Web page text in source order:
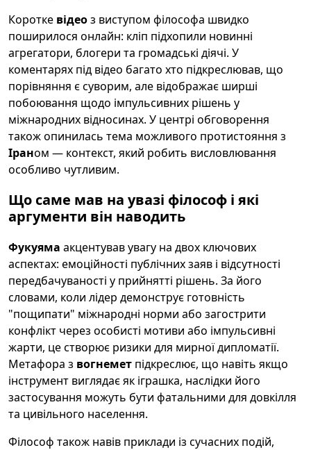
Коротке відеоз виступом філософа швидко
поширилося онлайн: кліп підхопили новинні
агрегатори, блогери та громадські діячі. У
коментарях під відео багато хто підкреслював, що
порівняння є суворим, але відображає ширші
побоювання щодо імпульсивних рішень у
міжнародних відносинах. У центрі обговорення
також опинилась тема можливого протистояння з
Іраном — контекст, який робить висловлювання
особливо чутливим.
Що саме мав на увазі філософ і які
аргументи він наводить
Фукуяма акцентував увагу на двох ключових
аспектах: емоційності публічних заяв і відсутності
передбачуваності у прийнятті рішень. За його
словами, коли лідер демонструє готовність
"пощипати" міжнародні норми або загострити
конфлікт через особисті мотиви або імпульсивні
жарти, це створює ризики для мирної дипломатії.
Метафора з вогнемет підкреслює, що навіть якщо
інструмент виглядає як іграшка, наслідки його
застосування можуть бути фатальними для довкілля
та цивільного населення.
Філософ також навів приклади із сучасних подій,